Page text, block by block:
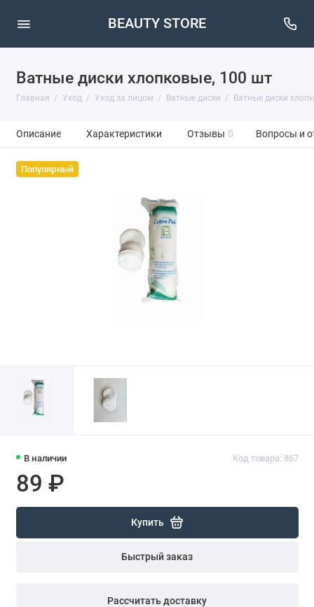
BEAUTY STORE
Ватные диски хлопковые, 100 шт
Главная Уход Уход за лицом Ватные диски Ватные диски
Описание Характеристики Отзывы 0 Вопросы и
Популярный
В наличии Код товара: 867
89 ₽
Купить
Быстрый заказ
Рассчитать доставку